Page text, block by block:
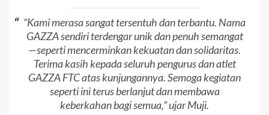
“Kami merasa sangat tersentuh dan terbantu. Nama
GAZZA sendiri terdengar unik dan penuh semangat
—seperti mencerminkan kekuatan dan solidaritas.
Terima kasih kepada seluruh pengurus dan atlet
GAZZA FTC atas kunjungannya. Semoga kegiatan
seperti ini terus berlanjut dan membawa
keberkahan bagi semua,” ujar Muji.